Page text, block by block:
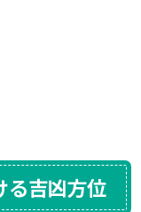
る吉凶方位